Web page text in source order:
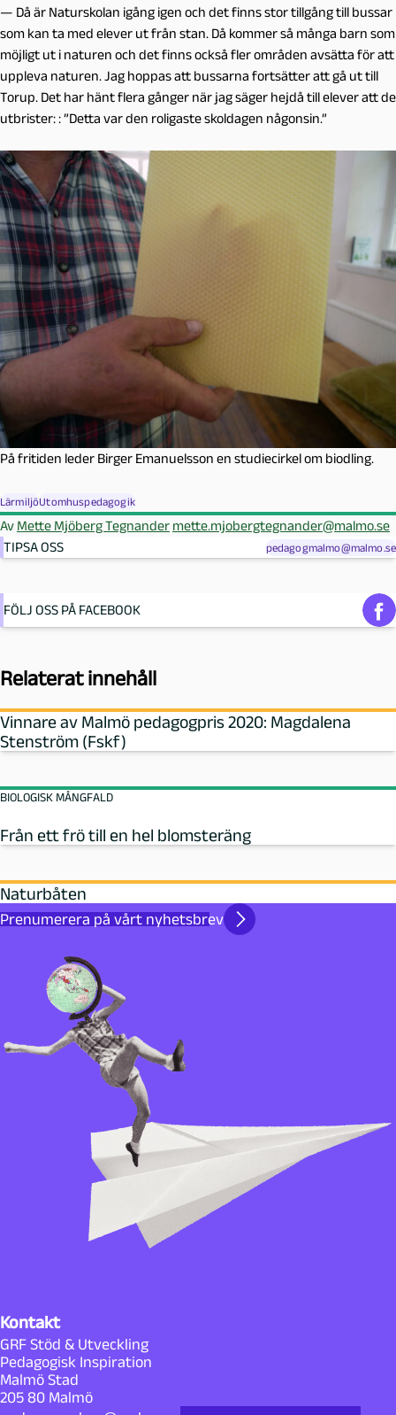
— Då är Naturskolan igång igen och det finns stor tillgång till bussar
som kan ta med elever ut från stan. Då kommer så många barn som
möjligt ut i naturen och det finns också fler områden avsätta för att
uppleva naturen. Jag hoppas att bussarna fortsätter att gå ut till
Torup. Det har hänt flera gånger när jag säger hejdå till elever att de
utbrister: : ”Detta var den roligaste skoldagen någonsin.”
På fritiden leder Birger Emanuelsson en studiecirkel om biodling.
LärmiljöUtomhuspedagogik
Av Mette Mjöberg Tegnander mette.mjobergtegnander@malmo.se
TIPSA OSS
pedagogmalmo@malmo.se
FÖLJ OSS PÅ FACEBOOK
Relaterat innehåll
Vinnare av Malmö pedagogpris 2020: Magdalena
Stenström (Fskf)
BIOLOGISK MÅNGFALD
Från ett frö till en hel blomsteräng
Naturbåten
Prenumerera på vårt nyhetsbrev
Kontakt
GRF Stöd & Utveckling
Pedagogisk Inspiration
Malmö Stad
205 80 Malmö